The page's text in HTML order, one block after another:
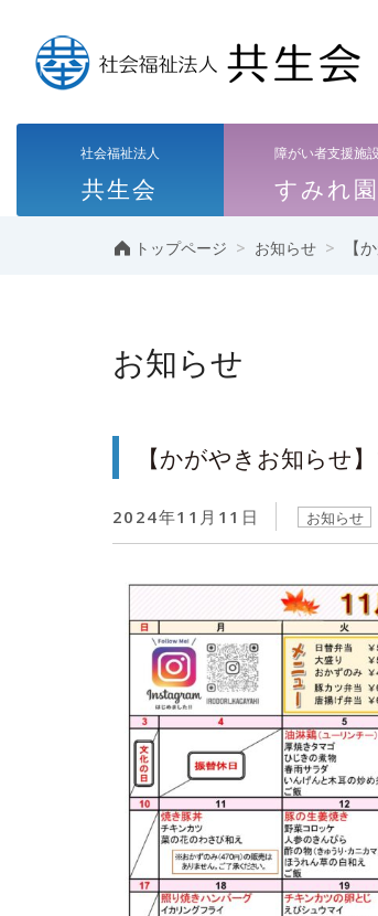
社会福祉法人
共生会
障がい者支援施設
すみれ園
トップページ > お知らせ > 【
お知らせ
【かがやきお知らせ
2024年11月11日 お知らせ